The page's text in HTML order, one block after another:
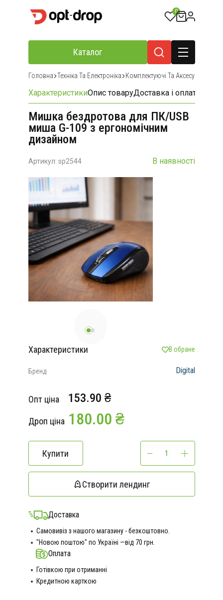
0
Каталог
Головна Техніка Та Електроніка Комплектуючі Та Аксесуари Для
ХарактеристикиОпис товаруДоставка і оплата
Мишка бездротова для ПК/USB
миша G-109 з ергономічним
дизайном
Артикул: sp2544 В наявності
Характеристики В обране
Бренд Digital
Опт ціна 153.90 ₴
Дроп ціна 180.00 ₴
Купити
Створити лендинг
Доставка
Самовивіз з нашого магазину - безкоштовно.
"Новою поштою" по Україні —від 70 грн.
Оплата
Готівкою при отриманні
Кредитною карткою